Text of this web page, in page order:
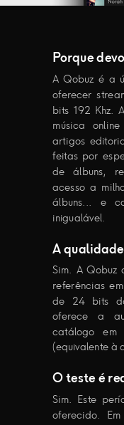
Porque
A Qobuz é a
oferecer
bits 192 Khz.
música
artigos
feitas por
de álbuns,
acesso a
álbuns... e
inigualável.
A
Sim. A Qobuz
referências
de 24 bits
oferece a
catálogo
(equivalente à
O teste é
Sim. Este
oferecido.